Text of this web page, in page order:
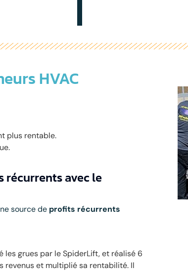
HVAC
plus rentable.
récurrents avec le
source de profits récurrents
les grues par le SpiderLift, et réalisé 6
revenus et multiplié sa rentabilité. Il